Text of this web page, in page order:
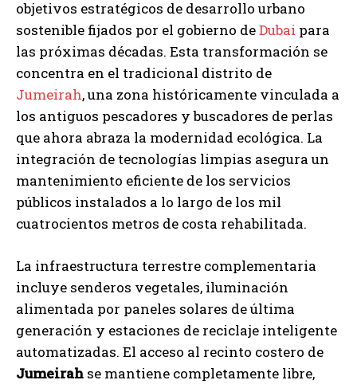
objetivos estratégicos de desarrollo urbano
sostenible fijados por el gobierno deDubai para
las próximas décadas. Esta transformación se
concentra en el tradicional distrito de
Jumeirah, una zona históricamente vinculada a
los antiguos pescadores y buscadores de perlas
que ahora abraza la modernidad ecológica. La
integración de tecnologías limpias asegura un
mantenimiento eficiente de los servicios
públicos instalados a lo largo de los mil
cuatrocientos metros de costa rehabilitada.
La infraestructura terrestre complementaria
incluye senderos vegetales, iluminación
alimentada por paneles solares de última
generación y estaciones de reciclaje inteligente
automatizadas. El acceso al recinto costero de
Jumeirah se mantiene completamente libre,